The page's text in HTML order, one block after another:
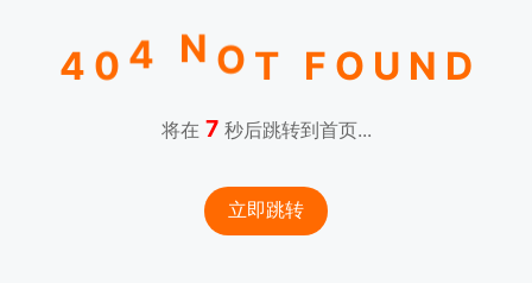
4 0 4 N O T F O U N D
将在 7秒后跳转到首页...
立即跳转